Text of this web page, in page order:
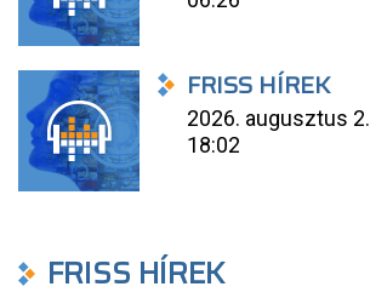
FRISS HÍREK
2026. augusztus 2.
18:02
FRISS HÍREK